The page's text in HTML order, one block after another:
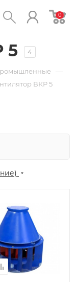
0
5 4
—
ВКР 5